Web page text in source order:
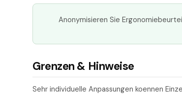
Anonymisieren Sie
Grenzen & Hinweise
Sehr individuelle Anpassungen koennen